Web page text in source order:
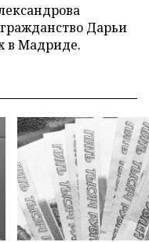
Дарьи
в Мадриде.